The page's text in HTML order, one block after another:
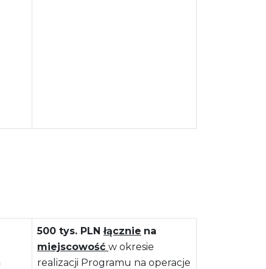
500 tys. PLNłącznie na
miejscowość w okresie
realizacji Programu na operacje